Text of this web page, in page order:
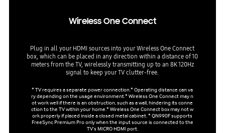
Wireless One Connect
Plug in all your HDMI sources into your Wireless One Connect
box, which can be placed in any direction within a distance of 10
meters from the TV, wirelessly transmitting up to an 8K 120Hz
signal to keep your TV clutter-free.
* TV requires a separate power connection.* Operating distance can va
ry depending on the usage environment.* Wireless One Connect may n
ot work well if there is an obstruction, such as a wall, hindering its conne
ction to the TV within your home.* Wireless One Connect box may not w
ork properly if placed inside a closed metal cabinet. * QN990F supports
FreeSync Premium Pro only when the input source is connected to the
TV's MICRO HDMI port.